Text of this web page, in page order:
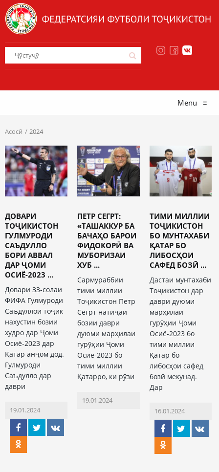
Menu ≡
Асосӣ 2024
ДОВАРИ
ТОҶИКИСТОН
ГУЛМУРОДИ
САЪДУЛЛО
БОРИ АВВАЛ
ДАР ҶОМИ
ОСИЁ-2023 ...
Довари 33-солаи
ФИФА Гулмуроди
Саъдуллои тоҷик
нахустин бозии
худро дар Ҷоми
Осиё-2023 дар
Қатар анҷом дод.
Гулмуроди
Саъдулло дар
даври
19.01.2024
ПЕТР СЕГРТ:
«ТАШАККУР БА
БАЧАҲО БАРОИ
ФИДОКОРӢ ВА
МУБОРИЗАИ
ХУБ ...
Сармураббии
тими миллии
Тоҷикистон Петр
Сегрт натиҷаи
бозии даври
дуюми марҳилаи
гурӯҳии Ҷоми
Осиё-2023 бо
тими миллии
Қатарро, ки рӯзи
19.01.2024
ТИМИ МИЛЛИИ
ТОҶИКИСТОН
БО МУНТАХАБИ
ҚАТАР БО
ЛИБОСҲОИ
САФЕД БОЗӢ ...
Дастаи мунтахаби
Тоҷикистон дар
даври дуюми
марҳилаи
гурӯҳии Ҷоми
Осиё-2023 бо
тими миллии
Қатар бо
либосҳои сафед
бозӣ мекунад.
Дар
16.01.2024